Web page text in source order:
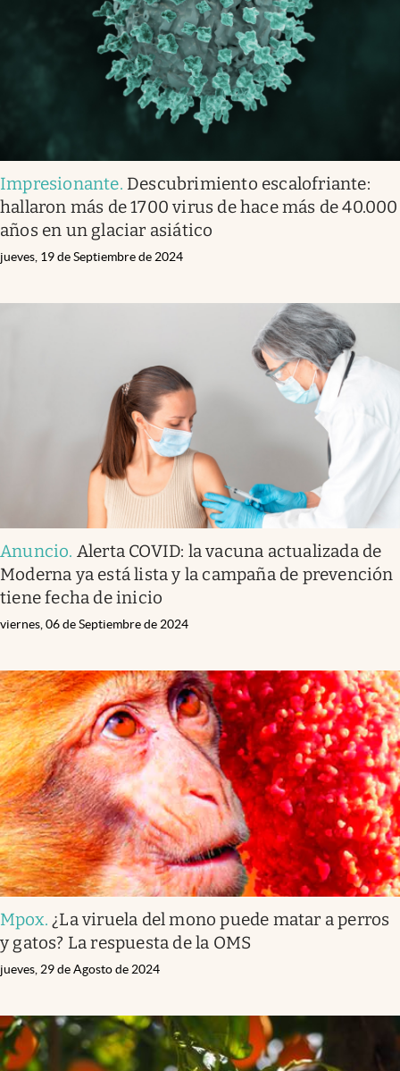
Impresionante. Descubrimiento escalofriante:
hallaron más de 1700 virus de hace más de 40.000
años en un glaciar asiático
jueves, 19 de Septiembre de 2024
Anuncio. Alerta COVID: la vacuna actualizada de
Moderna ya está lista y la campaña de prevención
tiene fecha de inicio
viernes, 06 de Septiembre de 2024
Mpox. ¿La viruela del mono puede matar a perros
y gatos? La respuesta de la OMS
jueves, 29 de Agosto de 2024